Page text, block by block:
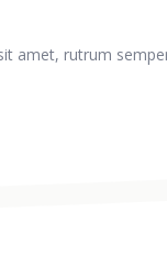
amet, rutrum